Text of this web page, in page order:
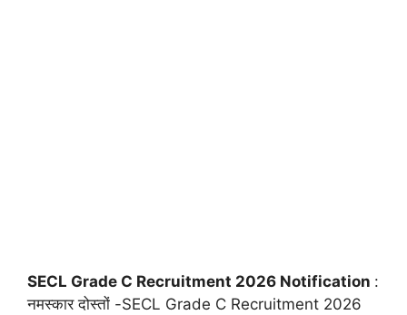
SECL Grade C Recruitment 2026 Notification :
नमस्कार दोस्तों -SECL Grade C Recruitment 2026